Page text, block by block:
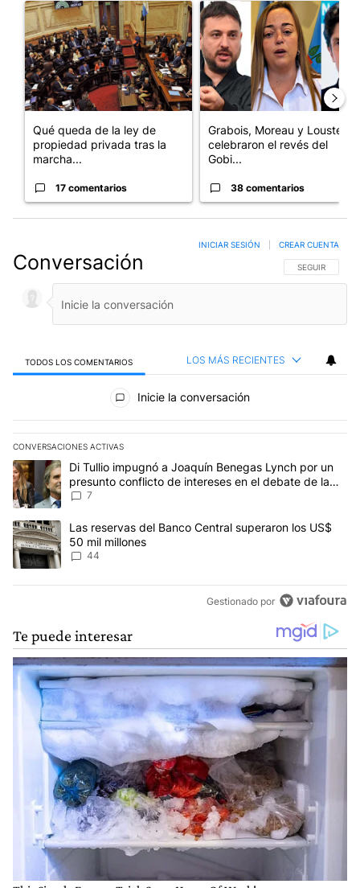
Un artículo de tendencia con el título "Qué queda de la ley de
Qué queda de la ley de
propiedad privada tras la
marcha...
17 comentarios
Un artículo de tendencia con
Grabois, Moreau y Lousteau
celebraron el revés del
Gobi...
38 comentarios
Conversación SIGA ESTA
SEGUIR
INICIAR SESIÓN CREAR CUENTA
TODOS LOS COMENTARIOS LOS MÁS RECIENTES
Todos los comentarios
Inicie la conversación
CONVERSACIONES ACTIVAS
Este listado muestra los artículos con más comentarios en los
Un artículo de tendencia con el título "Di Tullio impugnó a
Di Tullio impugnó a Joaquín Benegas Lynch por un
presunto conflicto de intereses en el debate de la
Ley de Tierras
7
Un artículo de tendencia con el título "Las reservas del Banco
Las reservas del Banco Central superaron los US$
50 mil millones
44
Gestionado por